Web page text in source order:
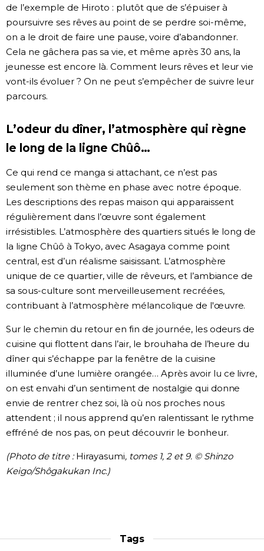
de l’exemple de Hiroto : plutôt que de s’épuiser à
poursuivre ses rêves au point de se perdre soi-même,
on a le droit de faire une pause, voire d’abandonner.
Cela ne gâchera pas sa vie, et même après 30 ans, la
jeunesse est encore là. Comment leurs rêves et leur vie
vont-ils évoluer ? On ne peut s’empêcher de suivre leur
parcours.
L’odeur du dîner, l’atmosphère qui règne
le long de la ligne Chûô…
Ce qui rend ce manga si attachant, ce n’est pas
seulement son thème en phase avec notre époque.
Les descriptions des repas maison qui apparaissent
régulièrement dans l’œuvre sont également
irrésistibles. L’atmosphère des quartiers situés le long de
la ligne Chûô à Tokyo, avec Asagaya comme point
central, est d’un réalisme saisissant. L’atmosphère
unique de ce quartier, ville de rêveurs, et l’ambiance de
sa sous-culture sont merveilleusement recréées,
contribuant à l’atmosphère mélancolique de l'œuvre.
Sur le chemin du retour en fin de journée, les odeurs de
cuisine qui flottent dans l’air, le brouhaha de l’heure du
dîner qui s’échappe par la fenêtre de la cuisine
illuminée d’une lumière orangée… Après avoir lu ce livre,
on est envahi d’un sentiment de nostalgie qui donne
envie de rentrer chez soi, là où nos proches nous
attendent ; il nous apprend qu’en ralentissant le rythme
effréné de nos pas, on peut découvrir le bonheur.
(Photo de titre :Hirayasumi, tomes 1, 2 et 9. © Shinzo
Keigo/Shôgakukan Inc.)
Tags